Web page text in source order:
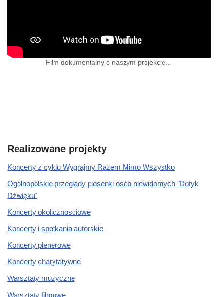
Film dokumentalny o naszym projekcie…
Realizowane projekty
Koncerty z cyklu Wygrajmy Razem Mimo Wszystko
Ogólnopolskie przeglądy piosenki osób niewidomych "Dotyk
Dźwięku"
Koncerty okolicznosciowe
Koncerty i spotkania autorskie
Koncerty plenerowe
Koncerty charytatywne
Warsztaty muzyczne
Warsztaty filmowe